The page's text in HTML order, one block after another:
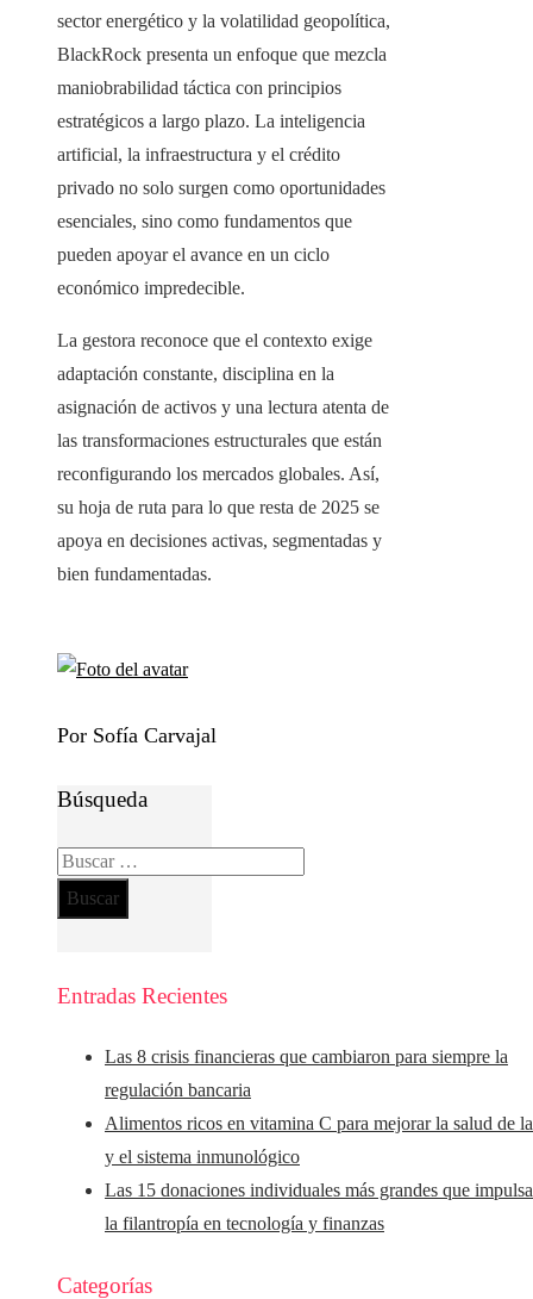
sector energético y la volatilidad geopolítica,
BlackRock presenta un enfoque que mezcla
maniobrabilidad táctica con principios
estratégicos a largo plazo. La inteligencia
artificial, la infraestructura y el crédito
privado no solo surgen como oportunidades
esenciales, sino como fundamentos que
pueden apoyar el avance en un ciclo
económico impredecible.
La gestora reconoce que el contexto exige
adaptación constante, disciplina en la
asignación de activos y una lectura atenta de
las transformaciones estructurales que están
reconfigurando los mercados globales. Así,
su hoja de ruta para lo que resta de 2025 se
apoya en decisiones activas, segmentadas y
bien fundamentadas.
Por Sofía Carvajal
Búsqueda
Buscar:
Entradas Recientes
Las 8 crisis financieras que cambiaron para siempre la
regulación bancaria
Alimentos ricos en vitamina C para mejorar la salud de
y el sistema inmunológico
Las 15 donaciones individuales más grandes que
la filantropía en tecnología y finanzas
Categorías